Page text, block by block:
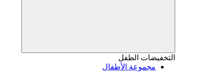
التخفيضات الطفل
مجموعة الأطفال